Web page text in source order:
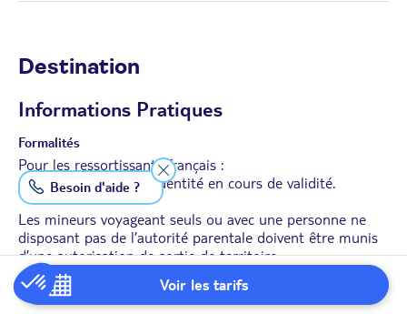
Voir les tarifs
Destination
Informations Pratiques
Formalités
Pour les ressortissants français :
Passeport ou carte d’identité en cours de validité.
Les mineurs voyageant seuls ou avec une personne ne
disposant pas de l’autorité parentale doivent être munis
d’une autorisation de sortie de territoire.
En cas de transit certains pays peuvent demander des
formalités supplémentaires.
Besoin d'aide ?